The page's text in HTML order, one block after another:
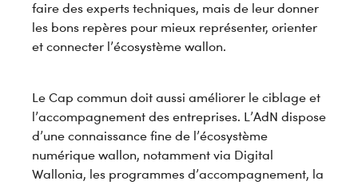
faire des experts techniques, mais de leur donner
les bons repères pour mieux représenter, orienter
et connecter l’écosystème wallon.
Le Cap commun doit aussi améliorer le ciblage et
l’accompagnement des entreprises. L’AdN dispose
d’une connaissance fine de l’écosystème
numérique wallon, notamment via Digital
Wallonia, les programmes d’accompagnement, la